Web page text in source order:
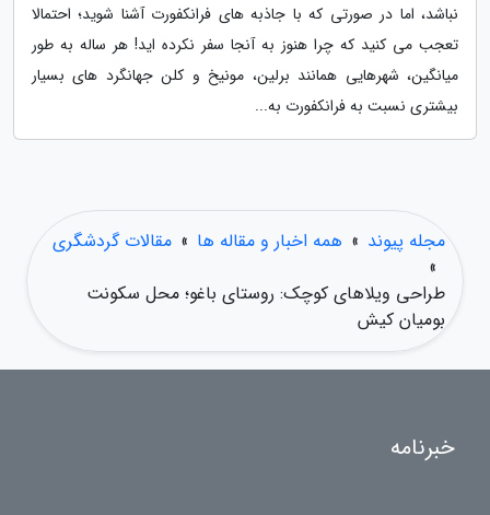
نباشد، اما در صورتی که با جاذبه های فرانکفورت آشنا شوید؛ احتمالا
تعجب می کنید که چرا هنوز به آنجا سفر نکرده اید! هر ساله به طور
میانگین، شهرهایی همانند برلین، مونیخ و کلن جهانگرد های بسیار
بیشتری نسبت به فرانکفورت به...
مجله پیوند » همه اخبار و مقاله ها » مقالات گردشگری
»
طراحی ویلاهای کوچک: روستای باغو؛ محل سکونت
بومیان کیش
خبرنامه